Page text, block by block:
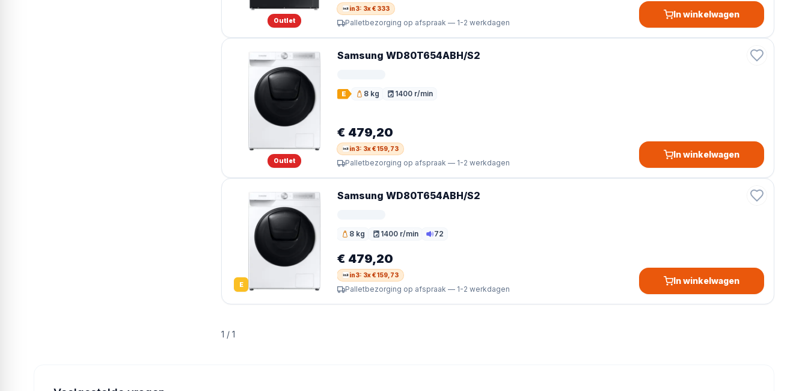
Outlet
in3: 3x € 333
Palletbezorging op afspraak — 1-2 werkdagen
In winkelwagen
Outlet
Samsung WD80T654ABH/S2
E 8 kg
Vulgewicht 1400 r/min
Toerental
€ 479,20
in3: 3x € 159,73
Palletbezorging op afspraak — 1-2 werkdagen
In winkelwagen
E
Samsung WD80T654ABH/S2
8 kg
Vulgewicht 1400 r/min
Toerental 72
Geluid
€ 479,20
in3: 3x € 159,73
Palletbezorging op afspraak — 1-2 werkdagen
In winkelwagen
1 / 1